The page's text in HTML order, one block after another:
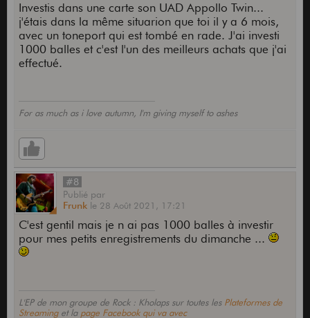
Investis dans une carte son UAD Appollo Twin...
j'étais dans la même situarion que toi il y a 6 mois,
avec un toneport qui est tombé en rade. J'ai investi
1000 balles et c'est l'un des meilleurs achats que j'ai
effectué.
For as much as i love autumn, I'm giving myself to ashes
#8
Publié par
Frunk le 28 Août 2021, 17:21
C'est gentil mais je n ai pas 1000 balles à investir
pour mes petits enregistrements du dimanche ...
L'EP de mon groupe de Rock : Kholaps sur toutes les Plateformes de
Streaminget la page Facebook qui va avec